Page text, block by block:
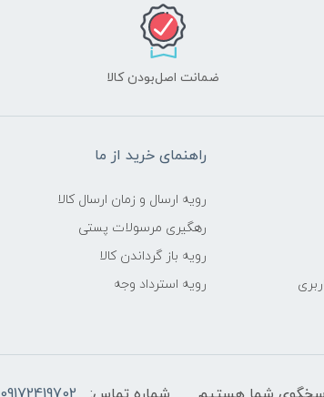
ضمانت اصل‌بودن کالا
راهنمای خرید از ما
رویه ارسال و زمان ارسال کالا
رهگیری مرسولات پستی
رویه باز گرداندن کالا
رویه استرداد وجه